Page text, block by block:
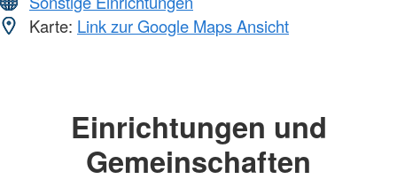
Karte: Link zur Google Maps Ansicht
Einrichtungen und
Gemeinschaften